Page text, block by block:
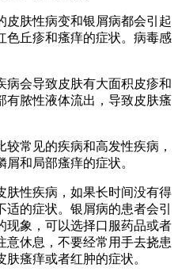
皮肤性病变和银屑病都会引起
色丘疹和瘙痒的症状。病毒感
病会导致皮肤有大面积皮疹和
有脓性液体流出，导致皮肤瘙
常见的疾病和高发性疾病，
和局部瘙痒的症状。
肤性疾病，如果长时间没有得
的症状。银屑病的患者会引
现象，可以选择口服药品或者
意休息，不要经常用手去挠患
瘙痒或者红肿的症状。